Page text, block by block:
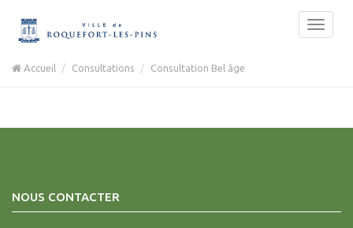
Accueil Consultations Consultation Bel âge
NOUS CONTACTER